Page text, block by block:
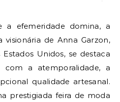
visionária de Anna Garzon,
Unidos, se destaca
com a atemporalidade, a
qualidade artesanal.
prestigiada feira de moda